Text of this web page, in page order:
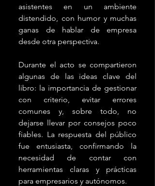
asistentes en un ambiente
distendido, con humor y muchas
ganas de hablar de empresa
desde otra perspectiva.
Durante el acto se compartieron
algunas de las ideas clave del
libro: la importancia de gestionar
con criterio, evitar errores
comunes y, sobre todo, no
dejarse llevar por consejos poco
fiables. La respuesta del público
fue entusiasta, confirmando la
necesidad de contar con
herramientas claras y prácticas
para empresarios y autónomos.